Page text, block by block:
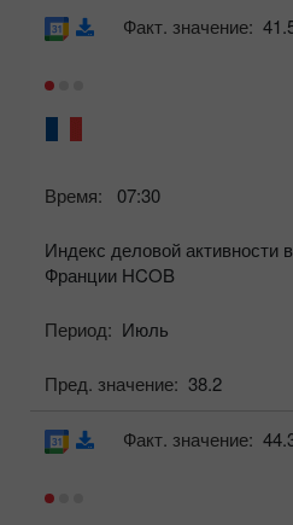
Время: 07:30
Индекс деловой активности
Франции HCOB
Период: Июль
Пред. значение: 38.2
Факт. значение:
Факт. значение: